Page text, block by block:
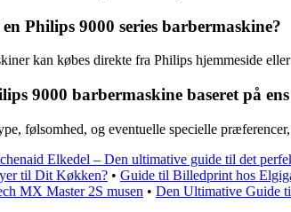
Philips 9000 series barbermaskine?
kan købes direkte fra Philips hjemmeside
9000 barbermaskine baseret på
følsomhed, og eventuelle specielle
Elkedel – Den ultimative guide til det
til Dit Køkken? • Guide til Billedprint hos
MX Master 2S musen • Den Ultimative Guide